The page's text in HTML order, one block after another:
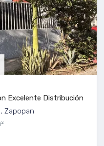
Excelente Distribución
Zapopan